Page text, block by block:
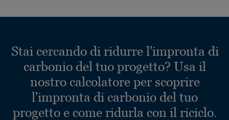
Stai cercando di ridurre l'impronta di
carbonio del tuo progetto? Usa il
nostro calcolatore per scoprire
l'impronta di carbonio del tuo
progetto e come ridurla con il riciclo.